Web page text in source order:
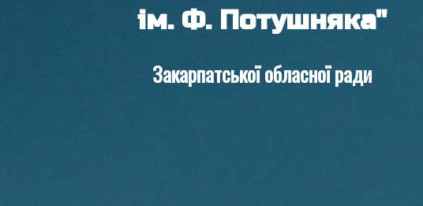
ім. Ф. Потушняка"
Закарпатської обласної ради